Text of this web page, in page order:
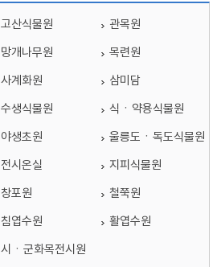
고산식물원
관목원
망개나무원
목련원
사계화원
삼미담
수생식물원
식ㆍ약용식물원
야생초원
울릉도ㆍ독도식물원
전시온실
지피식물원
창포원
철쭉원
침엽수원
활엽수원
시ㆍ군화목전시원